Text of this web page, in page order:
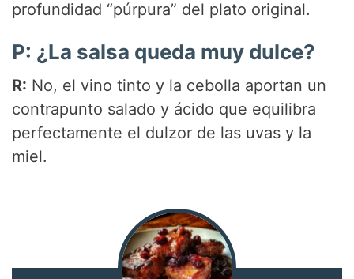
profundidad “púrpura” del plato original.
P: ¿La salsa queda muy dulce?
R: No, el vino tinto y la cebolla aportan un
contrapunto salado y ácido que equilibra
perfectamente el dulzor de las uvas y la
miel.